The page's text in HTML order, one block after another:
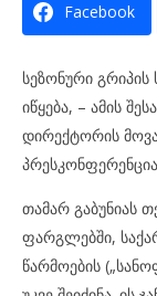
Facebook
სეზონური გრიპის
იწყება, – ამის
დირექტორის
თამარ გაბუნიას
ფარგლებში,
წარმოების